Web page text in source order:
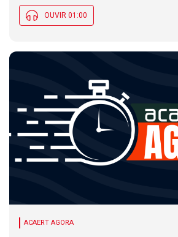
OUVIR 01:00
ACAERT AGORA